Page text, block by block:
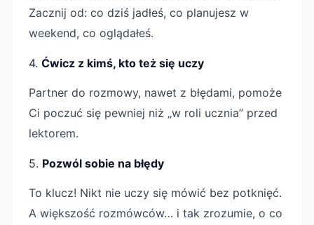
Zacznij od: co dziś jadłeś, co planujesz w
weekend, co oglądałeś.
4. Ćwicz z kimś, kto też się uczy
Partner do rozmowy, nawet z błędami, pomoże
Ci poczuć się pewniej niż „w roli ucznia” przed
lektorem.
5. Pozwól sobie na błędy
To klucz! Nikt nie uczy się mówić bez potknięć.
A większość rozmówców… i tak zrozumie, o co